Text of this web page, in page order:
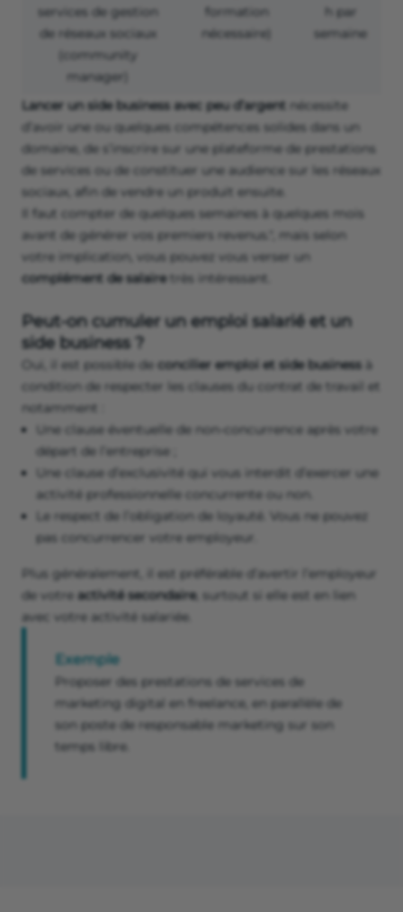
services de gestion
de réseaux sociaux
(community
manager)
formation
nécessaire)
h par
semaine
Lancer un side business avec peu d’argent nécessite
d’avoir une ou quelques compétences solides dans un
domaine, de s’inscrire sur une plateforme de prestations
de services ou de constituer une audience sur les réseaux
sociaux, afin de vendre un produit ensuite.
Il faut compter de quelques semaines à quelques mois
avant de générer vos premiers revenus.", mais selon
votre implication, vous pouvez vous verser un
complément de salaire très intéressant.
Peut-on cumuler un emploi salarié et un
side business ?
Oui, il est possible de concilier emploi et side business à
condition de respecter les clauses du contrat de travail et
notamment :
Une clause éventuelle de non-concurrence après votre
départ de l’entreprise ;
Une clause d’exclusivité qui vous interdit d’exercer une
activité professionnelle concurrente ou non.
Le respect de l’obligation de loyauté. Vous ne pouvez
pas concurrencer votre employeur.
Plus généralement, il est préférable d’avertir l’employeur
de votre activité secondaire, surtout si elle est en lien
avec votre activité salariée.
Exemple
Proposer des prestations de services de
marketing digital en freelance, en parallèle de
son poste de responsable marketing sur son
temps libre.